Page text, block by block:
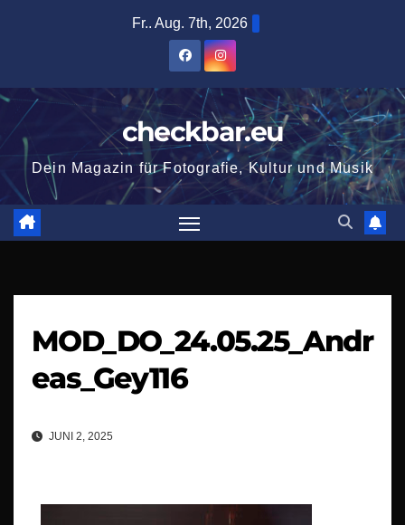
Fr.. Aug. 7th, 2026
checkbar.eu
Dein Magazin für Fotografie, Kultur und Musik
MOD_DO_24.05.25_Andr
eas_Gey116
JUNI 2, 2025